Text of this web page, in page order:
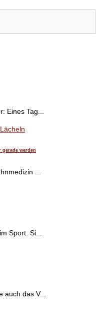
Eines Tag...
gerade werden
...
Sport. Si...
das V...